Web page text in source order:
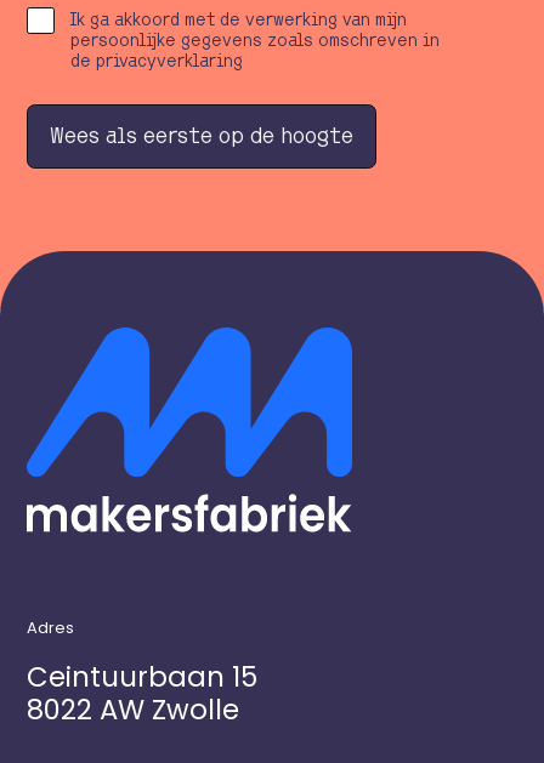
Ik ga akkoord met de verwerking van mijn
persoonlijke gegevens zoals omschreven in
de privacyverklaring
Wees als eerste op de hoogte
Adres
Ceintuurbaan 15
8022 AW Zwolle